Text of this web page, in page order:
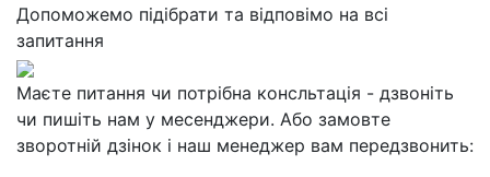
Допоможемо підібрати та відповімо на всі
запитання
Маєте питання чи потрібна консльтація - дзвоніть
чи пишіть нам у месенджери. Або замовте
зворотній дзінок і наш менеджер вам передзвонить: